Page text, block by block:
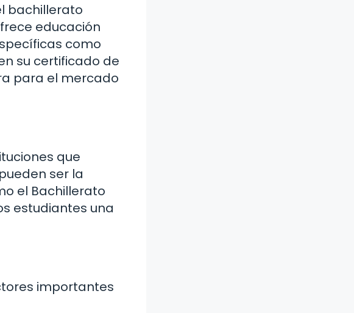
bachillerato
educación
como
su certificado de
para el mercado
que
ser la
el Bachillerato
estudiantes una
importantes